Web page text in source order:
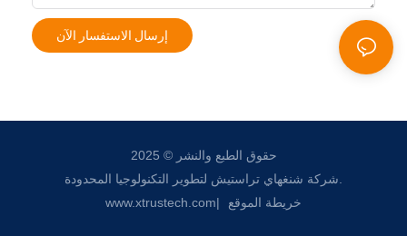
إرسال الاستفسار الآن
حقوق الطبع والنشر © 2025
www.xtrustech.com| خريطة الموقع